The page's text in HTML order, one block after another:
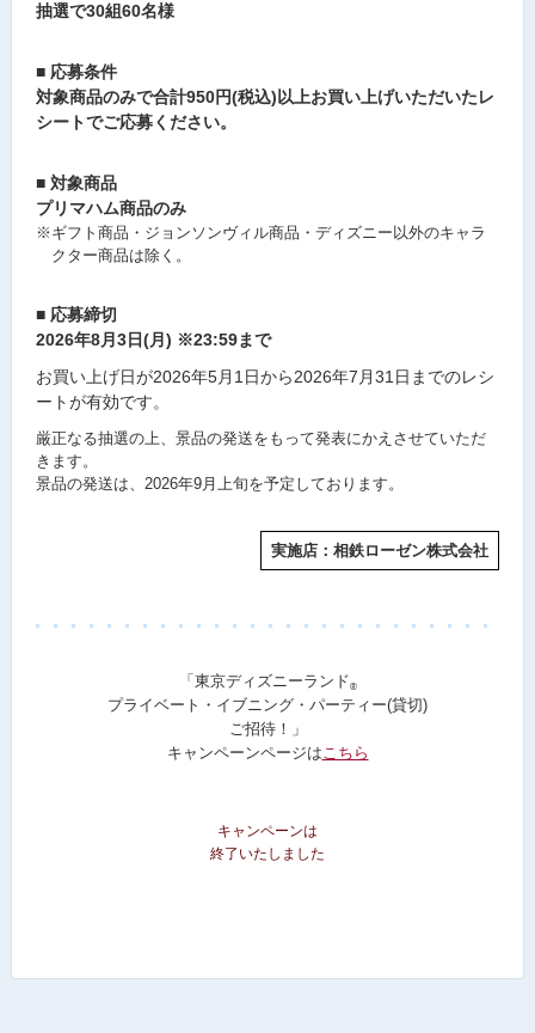
抽選で30組60名様
■ 応募条件
対象商品のみで合計950円(税込)以上お買い上げいただいたレ
シートでご応募ください。
■ 対象商品
プリマハム商品のみ
※ギフト商品・ジョンソンヴィル商品・ディズニー以外のキャラ
クター商品は除く。
■ 応募締切
2026年8月3日(月) ※23:59まで
お買い上げ日が2026年5月1日から2026年7月31日 までのレシ
ートが有効です。
厳正なる抽選の上、景品の発送をもって発表にかえさせていただ
きます。
景品の発送は、 2026年9月上旬を予定しております。
実施店： 相鉄ローゼン株式会社
「東京ディズニーランド®
プライベート・イブニング・パーティー(貸切)
ご招待！」
キャンペーンページはこちら
キャンペーンは
終了いたしました